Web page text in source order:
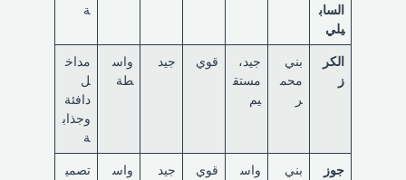
الساب
يلي
الكر
بني
محم
جيد،
مستق
يم
قوي جيد
واس
طة
مداخ
دافئة
وجذاب
جوز
بني
واس
قوي
جيد
واس
تصمي